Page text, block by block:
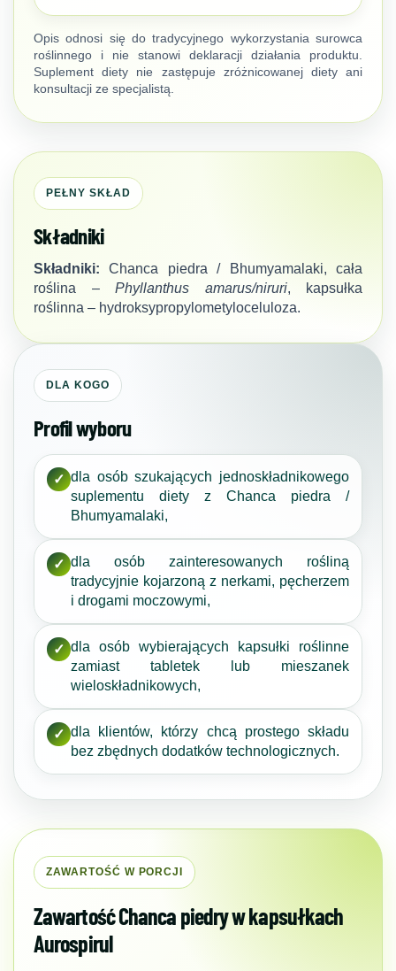
Opis odnosi się do tradycyjnego wykorzystania surowca
roślinnego i nie stanowi deklaracji działania produktu.
Suplement diety nie zastępuje zróżnicowanej diety ani
konsultacji ze specjalistą.
PEŁNY SKŁAD
Składniki
Składniki: Chanca piedra / Bhumyamalaki, cała
roślina – Phyllanthus amarus/niruri, kapsułka
roślinna – hydroksypropylometyloceluloza.
DLA KOGO
Profil wyboru
✓ dla osób szukających jednoskładnikowego
suplementu diety z Chanca piedra /
Bhumyamalaki,
✓ dla osób zainteresowanych rośliną
tradycyjnie kojarzoną z nerkami, pęcherzem
i drogami moczowymi,
✓ dla osób wybierających kapsułki roślinne
zamiast tabletek lub mieszanek
wieloskładnikowych,
✓ dla klientów, którzy chcą prostego składu
bez zbędnych dodatków technologicznych.
ZAWARTOŚĆ W PORCJI
Zawartość Chanca piedry w kapsułkach
Aurospirul